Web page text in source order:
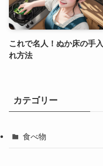
これで名人！ぬか床の手入
れ方法
カテゴリー
食べ物